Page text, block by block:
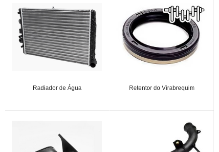
Radiador de Água Retentor do Virabrequim